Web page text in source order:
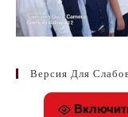
Версия Для